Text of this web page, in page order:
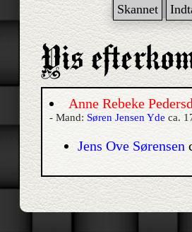
Skannet
Anne Rebeke
- Mand: Søren Jensen Yde ca.
Jens Ove Sørensen